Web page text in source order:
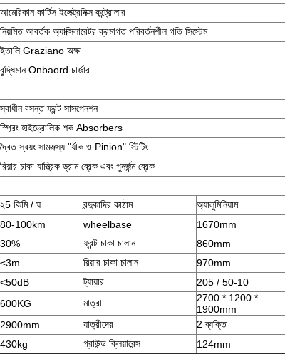
আমেরিকান কার্টিস ইলেক্ট্রনিক্স কন্ট্রোলার
নিয়মিত আবর্তক অ্যাক্সিলারেটর ক্রমাগত পরিবর্তনশীল গতি সিস্টেম
ইতালি Graziano অক্ষ
বুদ্ধিমান Onbaord চার্জার
স্বাধীন বসন্ত ফ্রন্ট সাসপেনশন
স্প্রিং হাইড্রোলিক শক Absorbers
দ্বৈত স্বয়ং সামঞ্জস্য "র্যাক ও Pinion" স্টিটিং
রিয়ার চাকা যান্ত্রিক ড্রাম ব্রেক এবং পুনর্জন্ম ব্রেক
২5 কিমি / ঘ বন্দুকাদির কাঠাম
অ্যালুমিনিয়াম
80-100km wheelbase
1670mm
30% ফ্রন্ট চাকা চালান
860mm
≤3m রিয়ার চাকা চালান
970mm
<50dB ট্যায়ার
205 / 50-10
600KG মাত্রা
2700 * 1200 *
1900mm
2900mm যাত্রীদের
2 ব্যক্তি
430kg গ্রাউন্ড ক্লিয়ারেন্স
124mm